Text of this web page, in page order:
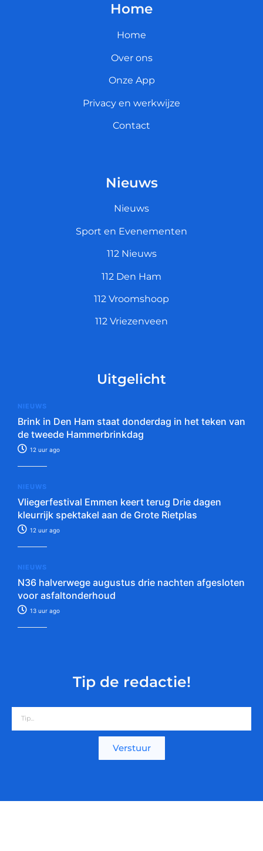
Home
Home
Over ons
Onze App
Privacy en werkwijze
Contact
Nieuws
Nieuws
Sport en Evenementen
112 Nieuws
112 Den Ham
112 Vroomshoop
112 Vriezenveen
Uitgelicht
NIEUWS
Brink in Den Ham staat donderdag in het teken van
de tweede Hammerbrinkdag
12 uur ago
NIEUWS
Vliegerfestival Emmen keert terug Drie dagen
kleurrijk spektakel aan de Grote Rietplas
12 uur ago
NIEUWS
N36 halverwege augustus drie nachten afgesloten
voor asfaltonderhoud
13 uur ago
Tip de redactie!
Verstuur